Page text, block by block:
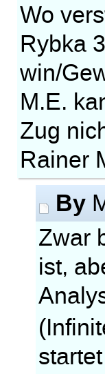
Wo
Rybka
win/
M.E.
Zug
Rainer
By
Zwar
ist,